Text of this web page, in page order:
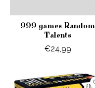
999 games Random
Talents
€24,99